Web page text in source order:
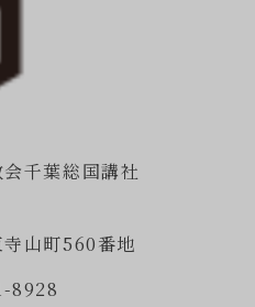
千葉総国講社
山町560番地
8928